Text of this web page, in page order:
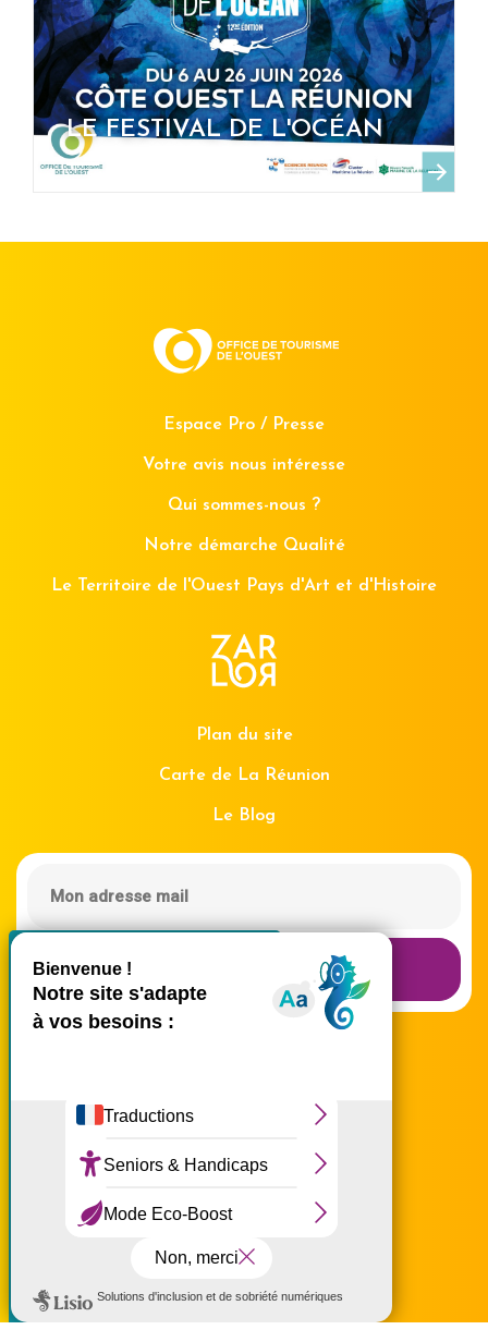
Tout accepter
Tout refuser
Masquer le
LE FESTIVAL DE L'OCÉAN
Espace Pro / Presse
Votre avis nous intéresse
Qui sommes-nous ?
Notre démarche Qualité
Le Territoire de l'Ouest Pays d'Art et d'Histoire
Plan du site
Carte de La Réunion
Le Blog
Recevoir la Newsletter
accueil@ouest-lareunion.com
tél.02 62 42 31 31